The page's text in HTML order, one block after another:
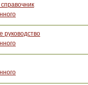
руководство